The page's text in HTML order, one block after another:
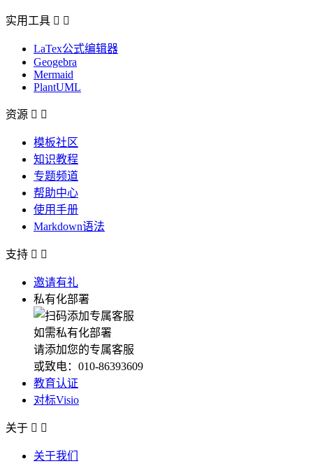
实用工具  
LaTex公式编辑器
Geogebra
Mermaid
PlantUML
资源  
模板社区
知识教程
专题频道
帮助中心
使用手册
Markdown语法
支持  
邀请有礼
私有化部署
如需私有化部署
请添加您的专属客服
或致电：010-86393609
教育认证
对标Visio
关于  
关于我们